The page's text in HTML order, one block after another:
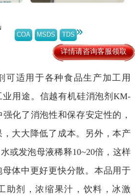
COA MSDS TDS
详情请咨询客服领取
可适用于各种食品生产加工用
用途。信越有机硅消泡剂KM-
强化了消泡性和保存安定性的，
大大降低了成本。另外，本产
或发泡母液稀释10~20倍，这样
体中更好更快分散。本品用于
助剂，浓缩果汁，饮料，冰激